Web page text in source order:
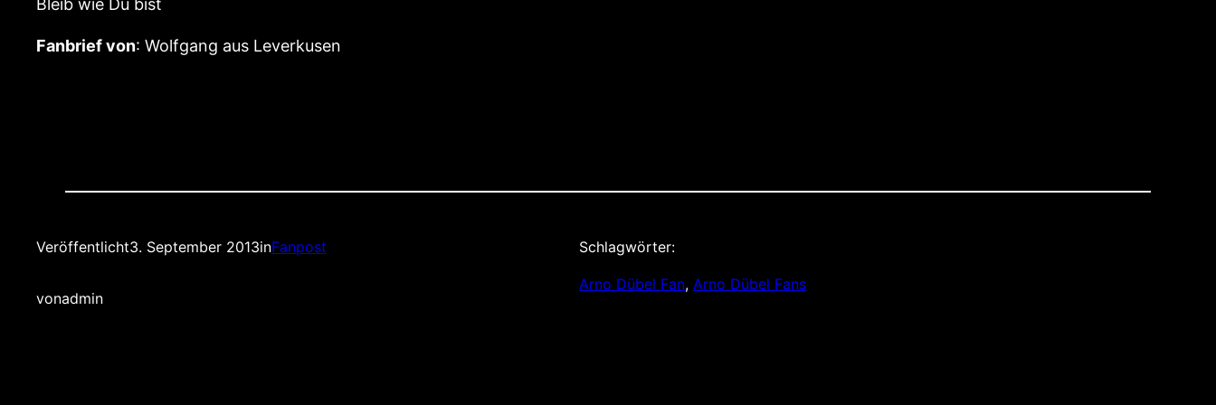
Bleib wie Du bist
Fanbrief von: Wolfgang aus Leverkusen
Veröffentlicht3. September 2013inFanpost
vonadmin
Schlagwörter:
Arno Dübel Fan, Arno Dübel Fans